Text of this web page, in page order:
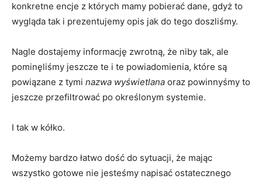
konkretne encje z których mamy pobierać dane, gdyż to
wygląda tak i prezentujemy opis jak do tego doszliśmy.
Nagle dostajemy informację zwrotną, że niby tak, ale
pominęliśmy jeszcze te i te powiadomienia, które są
powiązane z tymi nazwa wyświetlana oraz powinnyśmy to
jeszcze przefiltrować po określonym systemie.
I tak w kółko.
Możemy bardzo łatwo dość do sytuacji, że mając
wszystko gotowe nie jesteśmy napisać ostatecznego